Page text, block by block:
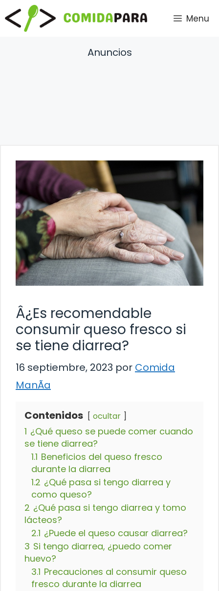
Saltar
al
contenido
Menu
Anuncios
Â¿Es recomendable
consumir queso fresco si
se tiene diarrea?
16 septiembre, 2023 por Comida
ManÃ­a
Contenidos ocultar
1 ¿Qué queso se puede comer cuando
se tiene diarrea?
1.1 Beneficios del queso fresco
durante la diarrea
1.2 ¿Qué pasa si tengo diarrea y
como queso?
2 ¿Qué pasa si tengo diarrea y tomo
lácteos?
2.1 ¿Puede el queso causar diarrea?
3 Si tengo diarrea, ¿puedo comer
huevo?
3.1 Precauciones al consumir queso
fresco durante la diarrea